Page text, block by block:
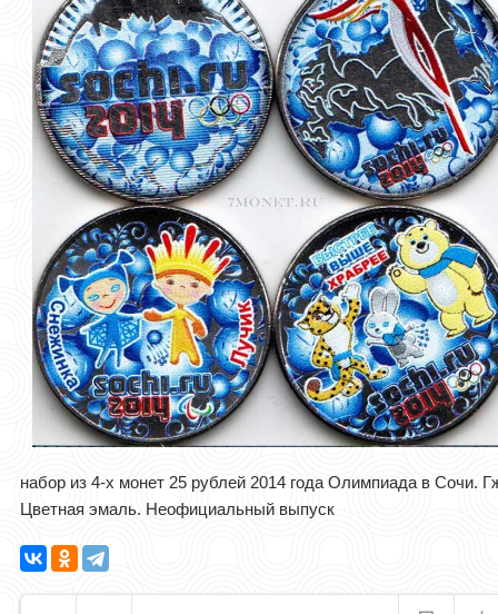
набор из 4-х монет 25 рублей 2014 года Олимпиада в Сочи.
Цветная эмаль. Неофициальный выпуск